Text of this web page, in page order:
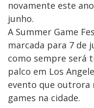
novamente este
junho.
A Summer Game
marcada para 7 de
como sempre será
palco em Los
evento que outrora
games na cidade.